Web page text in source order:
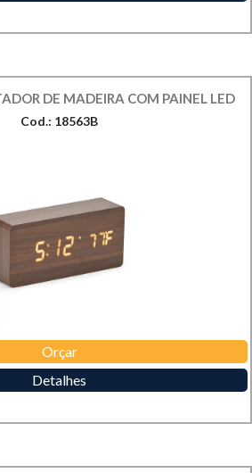
DE MADEIRA COM PAINEL LED
Cod.: 18563B
Orçar
Detalhes